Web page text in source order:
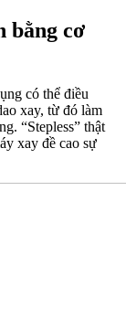
bằng cơ
có thể điều
xay, từ đó làm
“Stepless” thật
xay đề cao sự